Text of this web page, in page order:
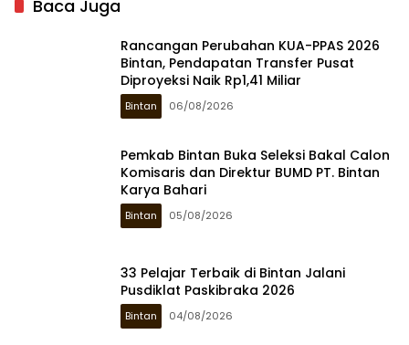
Baca Juga
Rancangan Perubahan KUA-PPAS 2026
Bintan, Pendapatan Transfer Pusat
Diproyeksi Naik Rp1,41 Miliar
Bintan 06/08/2026
Pemkab Bintan Buka Seleksi Bakal Calon
Komisaris dan Direktur BUMD PT. Bintan
Karya Bahari
Bintan 05/08/2026
33 Pelajar Terbaik di Bintan Jalani
Pusdiklat Paskibraka 2026
Bintan 04/08/2026